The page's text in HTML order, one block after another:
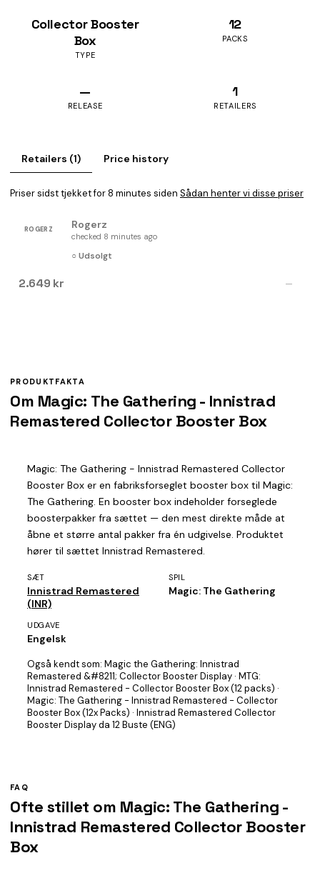
Collector Booster
Box
TYPE
12
PACKS
—
RELEASE
1
RETAILERS
Retailers (1) Price history
Priser sidst tjekket for 8 minutes siden Sådan henter vi disse priser
ROGERZ Rogerz
checked 8 minutes ago
○ Udsolgt
2.649 kr —
PRODUKTFAKTA
Om Magic: The Gathering - Innistrad
Remastered Collector Booster Box
Magic: The Gathering - Innistrad Remastered Collector
Booster Box er en fabriksforseglet booster box til Magic:
The Gathering. En booster box indeholder forseglede
boosterpakker fra sættet — den mest direkte måde at
åbne et større antal pakker fra én udgivelse. Produktet
hører til sættet Innistrad Remastered.
SÆT
Innistrad Remastered
(INR)
SPIL
Magic: The Gathering
UDGAVE
Engelsk
Også kendt som: Magic the Gathering: Innistrad
Remastered &#8211; Collector Booster Display · MTG:
Innistrad Remastered - Collector Booster Box (12 packs) ·
Magic: The Gathering - Innistrad Remastered - Collector
Booster Box (12x Packs) · Innistrad Remastered Collector
Booster Display da 12 Buste (ENG)
FAQ
Ofte stillet om Magic: The Gathering -
Innistrad Remastered Collector Booster
Box